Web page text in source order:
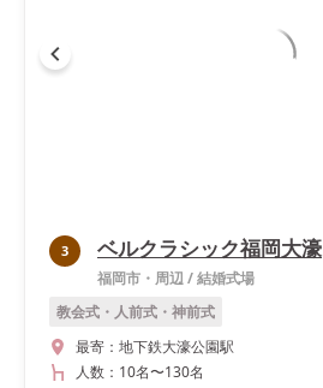
3
福岡市・周辺/結婚式場
ベルクラシック福岡大濠
教会式・人前式・神前式
最寄： 地下鉄大濠公園駅
人数： 10名〜130名